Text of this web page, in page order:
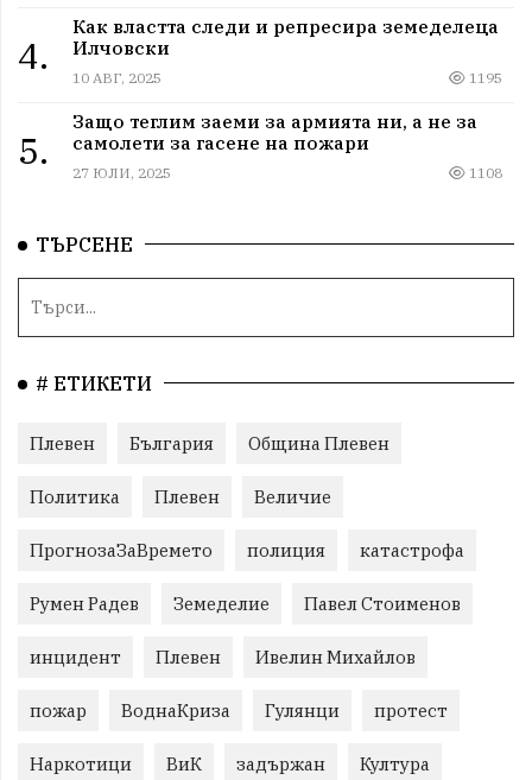
4.
Как властта следи и репресира земеделеца
Илчовски
10 АВГ, 2025 1195
5.
Защо теглим заеми за армията ни, а не за
самолети за гасене на пожари
27 ЮЛИ, 2025 1108
ТЪРСЕНЕ
# ЕТИКЕТИ
Плевен България Община Плевен
Политика Плевен Величие
ПрогнозаЗаВремето полиция катастрофа
Румен Радев Земеделие Павел Стоименов
инцидент Плевен Ивелин Михайлов
пожар ВоднаКриза Гулянци протест
Наркотици ВиК задържан Култура